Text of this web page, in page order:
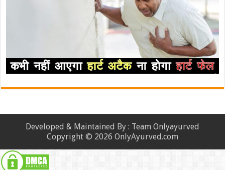
Developed & Maintained By : Team Onlyayurved
Copyright © 2026 OnlyAyurved.com